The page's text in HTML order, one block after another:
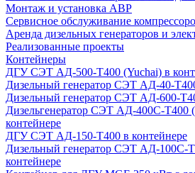
Монтаж и установка АВР
Сервисное обслуживание
Аренда дизельных генераторов и
Реализованные проекты
Контейнеры
ДГУ СЭТ АД-500-Т400 (Yuchai) в
Дизельный генератор СЭТ АД-40-
Дизельный генератор СЭТ АД-600-
Дизельгенератор СЭТ АД-400С-Т400
контейнере
ДГУ СЭТ АД-150-Т400 в контейнере
Дизельный генератор СЭТ АД-100С-
контейнере